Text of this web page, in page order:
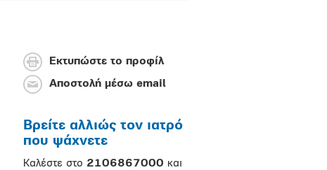
Εκτυπώστε το προφίλ
Αποστολή μέσω email
Βρείτε αλλιώς τον ιατρό
που ψάχνετε
Καλέστε στο 2106867000 και